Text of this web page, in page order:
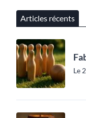
Articles récents
Le